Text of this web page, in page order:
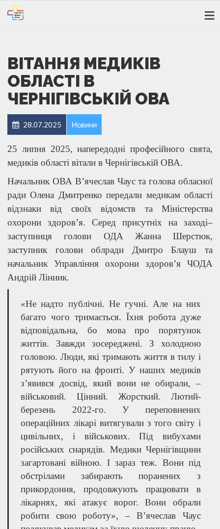
ВІТАННЯ МЕДИКІВ
ОБЛАСТІ В
ЧЕРНІГІВСЬКІЙ ОВА
28.07.2025 Новини
25 липня 2025, напередодні професійного свята,
медиків області вітали в Чернігівській ОВА.
Начальник ОВА В’ячеслав Чаус та голова обласної
ради Олена Дмитренко передали медикам області
відзнаки від своїх відомств та Міністерства
охорони здоров’я. Серед присутніх на заході–
заступниця голови ОДА Жанна Шерстюк,
заступник голови облради Дмитро Блауш та
начальник Управління охорони здоров’я ЧОДА
Андрій Лінник.
«Не надто публічні. Не гучні. Але на них
багато чого тримається. Їхня робота дуже
відповідальна, бо мова про порятунок
життів. Завжди зосереджені. З холодною
головою. Люди, які тримають життя в тилу і
рятують його на фронті. У наших медиків
зʼявився досвід, який вони не обирали, –
військовий. Цінний. Жорсткий. Лютий-
березень 2022-го. У переповнених
операційних лікарі витягували з того світу і
цивільних, і військових. Під вибухами
російських снарядів. Медики Чернігівщини
загартовані війною. І зараз теж. Вони під
обстрілами забирають поранених з
прикордоння, продовжують працювати в
лікарнях, які атакує ворог. Вони обрали
робити свою роботу», – В’ячеслав Чаус